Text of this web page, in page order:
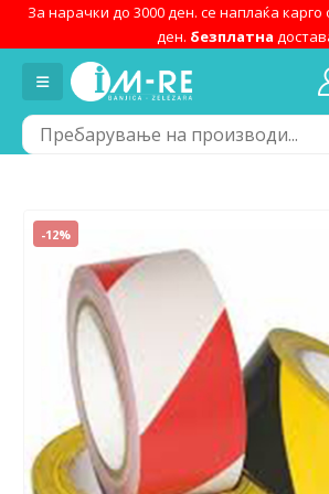
За нарачки до 3000 ден. се наплаќа карго
ден. безплатна
-12%